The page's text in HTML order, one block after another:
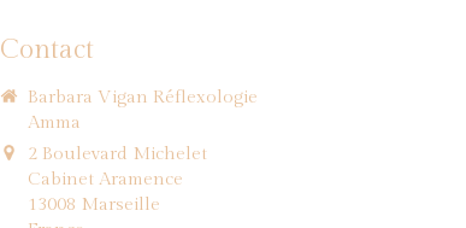
Contact
Barbara Vigan Réflexologie
Amma
2 Boulevard Michelet
Cabinet Aramence
13008 Marseille